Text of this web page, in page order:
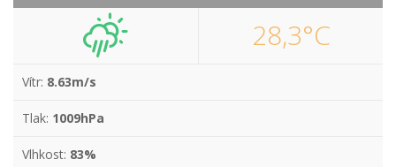
28,3°C
Vítr: 8.63m/s
Tlak: 1009hPa
Vlhkost: 83%